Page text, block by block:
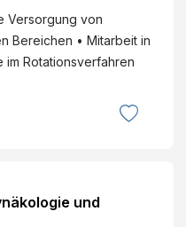
Versorgung von
Bereichen • Mitarbeit in
Rotationsverfahren
und